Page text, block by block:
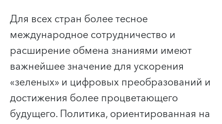
Для всех стран более тесное
международное сотрудничество и
расширение обмена знаниями имеют
важнейшее значение для ускорения
«зеленых» и цифровых преобразований и
достижения более процветающего
будущего.Политика, ориентированная на